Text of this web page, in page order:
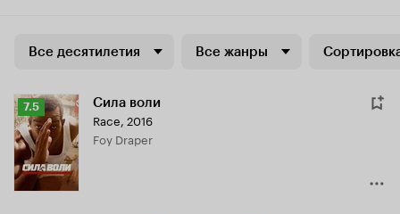
Все десятилетия Все жанры
Рейтинг
Кинопоиска
7.5
7.5 Сила воли
Race, 2016
Foy Draper